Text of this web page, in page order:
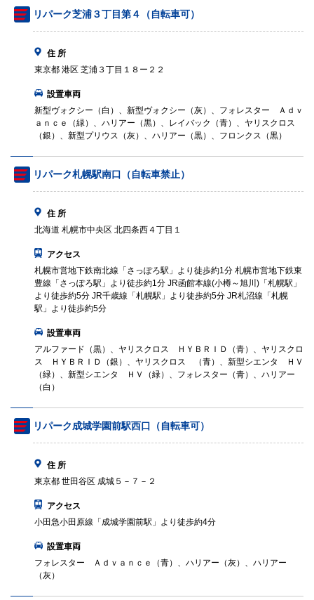
リパーク芝浦３丁目第４（自転車可）
住 所
東京都 港区 芝浦３丁目１８ー２２
設置車両
新型ヴォクシー（白）、新型ヴォクシー（灰）、フォレスター Ａｄｖ
ａｎｃｅ（緑）、ハリアー（黒）、レイバック（青）、ヤリスクロス
（銀）、新型プリウス（灰）、ハリアー（黒）、フロンクス（黒）
リパーク札幌駅南口（自転車禁止）
住 所
北海道 札幌市中央区 北四条西４丁目１
アクセス
札幌市営地下鉄南北線「さっぽろ駅」より徒歩約1分 札幌市営地下鉄東
豊線「さっぽろ駅」より徒歩約1分 JR函館本線(小樽～旭川)「札幌駅」
より徒歩約5分 JR千歳線「札幌駅」より徒歩約5分 JR札沼線「札幌
駅」より徒歩約5分
設置車両
アルファード（黒）、ヤリスクロス ＨＹＢＲＩＤ（青）、ヤリスクロ
ス ＨＹＢＲＩＤ（銀）、ヤリスクロス （青）、新型シエンタ ＨＶ
（緑）、新型シエンタ ＨＶ（緑）、フォレスター（青）、ハリアー
（白）
リパーク成城学園前駅西口（自転車可）
住 所
東京都 世田谷区 成城５－７－２
アクセス
小田急小田原線「成城学園前駅」より徒歩約4分
設置車両
フォレスター Ａｄｖａｎｃｅ（青）、ハリアー（灰）、ハリアー
（灰）